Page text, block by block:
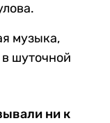
музыка,
шуточной
ни к